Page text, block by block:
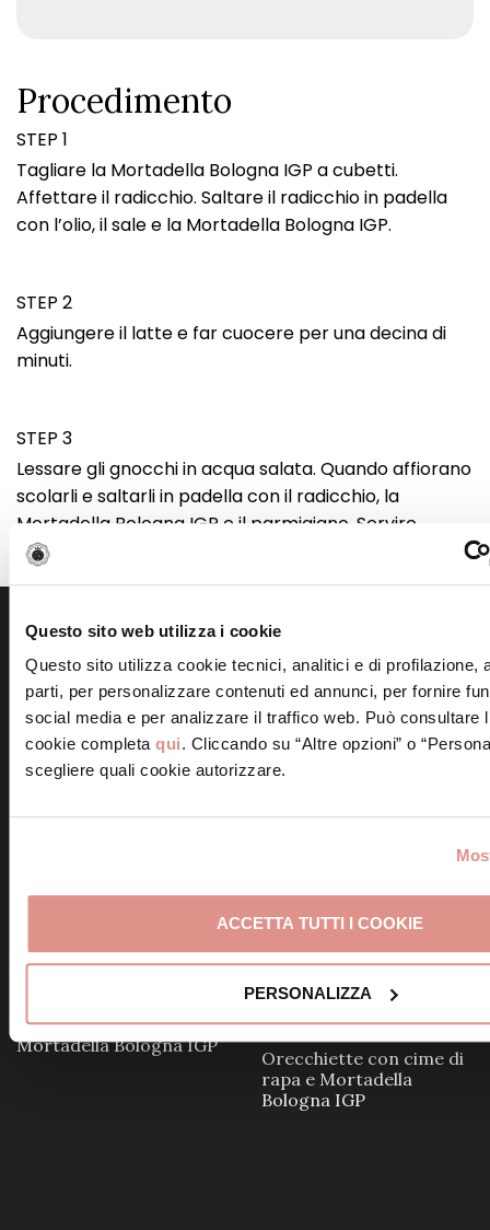
Questo sito web utilizza i cookie
Questo sito utilizza cookie tecnici, analitici e di profilazione,
parti, per personalizzare contenuti ed annunci, per fornire
social media e per analizzare il traffico web. Può consultare
cookie completa qui. Cliccando su “Altre opzioni” o
scegliere quali cookie autorizzare.
ACCETTA TUTTI I COOKIE
PERSONALIZZA
Procedimento
STEP 1
Tagliare la Mortadella Bologna IGP a cubetti.
Affettare il radicchio. Saltare il radicchio in padella
con l’olio, il sale e la Mortadella Bologna IGP.
STEP 2
Aggiungere il latte e far cuocere per una decina di
minuti.
STEP 3
Lessare gli gnocchi in acqua salata. Quando affiorano
scolarli e saltarli in padella con il radicchio, la
Mortadella Bologna IGP e il parmigiano. Servire
caldissimi.
Scopri altre ricette simili
piselli e Mortadella
Tagliatelle con piselli e
Mortadella Bologna IGP
Orecchiette con cime di
rapa e Mortadella
Bologna IGP